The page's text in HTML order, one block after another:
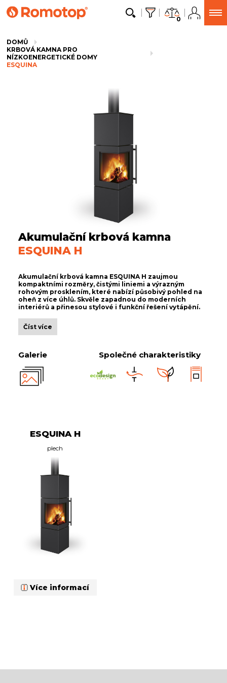
0
DOMŮ
KRBOVÁ KAMNA PRO
NÍZKOENERGETICKÉ DOMY
ESQUINA
Akumulační krbová kamna
ESQUINA H
Akumulační krbová kamna ESQUINA H zaujmou
kompaktními rozměry, čistými liniemi a výrazným
rohovým prosklením, které nabízí působivý pohled na
oheň z více úhlů. Skvěle zapadnou do moderních
interiérů a přinesou stylové i funkční řešení vytápění.
Číst více
Galerie Společné charakteristiky
ESQUINA H
plech
Více informací